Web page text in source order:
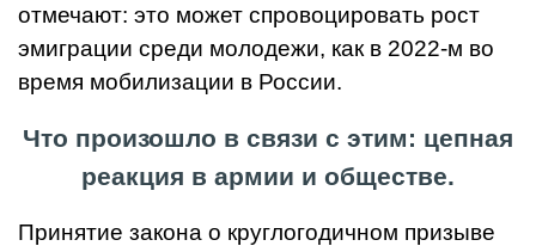
отмечают: это может спровоцировать рост
эмиграции среди молодежи, как в 2022-м во
время мобилизации в России.
Что произошло в связи с этим: цепная
реакция в армии и обществе.
Принятие закона о круглогодичном призыве